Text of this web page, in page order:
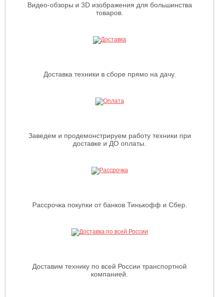
Видео-обзоры и 3D изображения для большинства
товаров.
Доставка техники в сборе прямо на дачу.
Заведем и продемонстрируем работу техники при
доставке и ДО оплаты.
Рассрочка покупки от банков Тинькофф и Сбер.
Доставим технику по всей России транспортной
компанией.